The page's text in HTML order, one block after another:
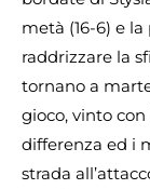
metà (16-6) e
raddrizzare la
tornano a
gioco, vinto
differenza ed i
strada